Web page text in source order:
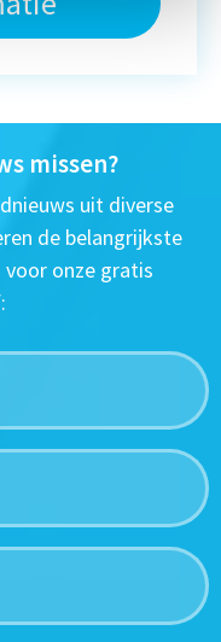
missen?
uit diverse
de belangrijkste
onze gratis